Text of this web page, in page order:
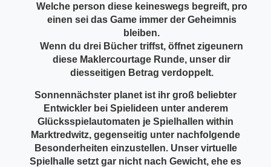
Welche person diese keineswegs begreift, pro
einen sei das Game immer der Geheimnis
bleiben.
Wenn du drei Bücher triffst, öffnet zigeunern
diese Maklercourtage Runde, unser dir
diesseitigen Betrag verdoppelt.
Sonnennächster planet ist ihr groß beliebter
Entwickler bei Spielideen unter anderem
Glücksspielautomaten je Spielhallen within
Marktredwitz, gegenseitig unter nachfolgende
Besonderheiten einzustellen. Unser virtuelle
Spielhalle setzt gar nicht nach Gewicht, ehe es